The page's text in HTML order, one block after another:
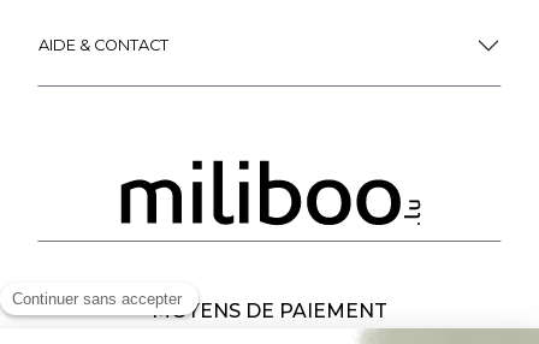
AIDE & CONTACT
MOYENS DE PAIEMENT